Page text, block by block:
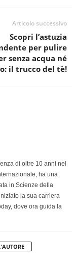
Articolo successivo
Scopri l’astuzia
per pulire
senza acqua né
il trucco del tè!
di oltre 10 anni nel
ha una
in Scienze della
la sua carriera
dove ora guida la